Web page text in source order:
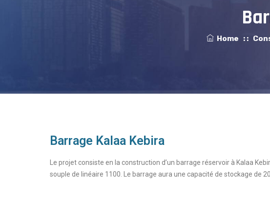
Home : :
Barrage Kalaa Kebira
Le projet consiste en la construction d’un barrage réservoir à Kalaa
souple de linéaire 1100. Le barrage aura une capacité de stockage de